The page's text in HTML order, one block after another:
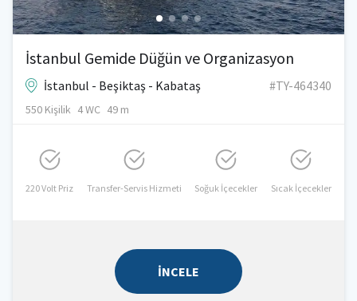
İstanbul Gemide Düğün ve Organizasyon
İstanbul - Beşiktaş - Kabataş #TY-464340
550 Kişilik 4 WC 49 m
220 Volt Priz Transfer-Servis Hizmeti Soğuk İçecekler Sıcak İçecekler
İNCELE